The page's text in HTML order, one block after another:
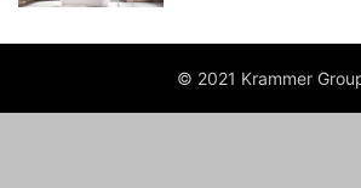
© 2021 Krammer